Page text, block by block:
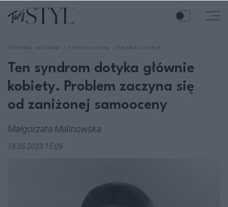
Ten syndrom dotyka głównie
kobiety. Problem zaczyna się
od zaniżonej samooceny
Małgorzata Malinowska
18.05.2023 15:09